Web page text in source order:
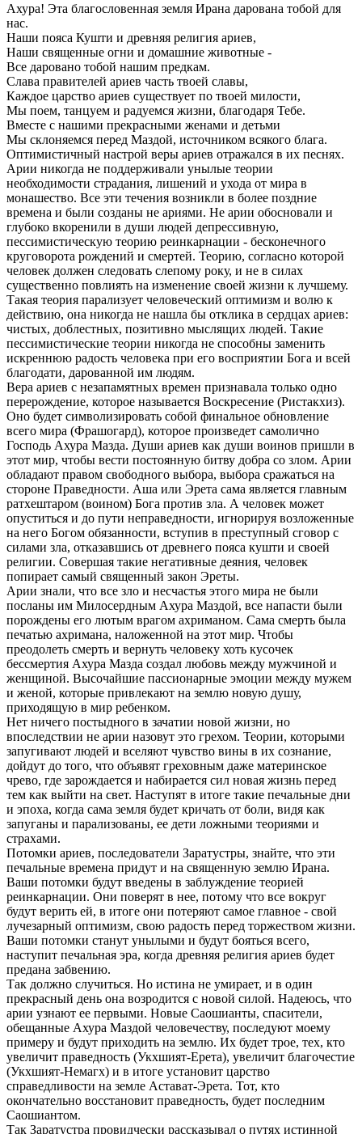
Ахура! Эта благословенная земля Ирана дарована тобой для
нас.
Наши пояса Кушти и древняя религия ариев,
Наши священные огни и домашние животные -
Все даровано тобой нашим предкам.
Слава правителей ариев часть твоей славы,
Каждое царство ариев существует по твоей милости,
Мы поем, танцуем и радуемся жизни, благодаря Тебе.
Вместе с нашими прекрасными женами и детьми
Мы склоняемся перед Маздой, источником всякого блага.
Оптимистичный настрой веры ариев отражался в их песнях.
Арии никогда не поддерживали унылые теории
необходимости страдания, лишений и ухода от мира в
монашество. Все эти течения возникли в более поздние
времена и были созданы не ариями. Не арии обосновали и
глубоко вкоренили в души людей депрессивную,
пессимистическую теорию реинкарнации - бесконечного
круговорота рождений и смертей. Теорию, согласно которой
человек должен следовать слепому року, и не в силах
существенно повлиять на изменение своей жизни к лучшему.
Такая теория парализует человеческий оптимизм и волю к
действию, она никогда не нашла бы отклика в сердцах ариев:
чистых, доблестных, позитивно мыслящих людей. Такие
пессимистические теории никогда не способны заменить
искреннюю радость человека при его восприятии Бога и всей
благодати, дарованной им людям.
Вера ариев с незапамятных времен признавала только одно
перерождение, которое называется Воскресение (Ристакхиз).
Оно будет символизировать собой финальное обновление
всего мира (Фрашогард), которое произведет самолично
Господь Ахура Мазда. Души ариев как души воинов пришли в
этот мир, чтобы вести постоянную битву добра со злом. Арии
обладают правом свободного выбора, выбора сражаться на
стороне Праведности. Аша или Эрета сама является главным
ратхештаром (воином) Бога против зла. А человек может
опуститься и до пути неправедности, игнорируя возложенные
на него Богом обязанности, вступив в преступный сговор с
силами зла, отказавшись от древнего пояса кушти и своей
религии. Совершая такие негативные деяния, человек
попирает самый священный закон Эреты.
Арии знали, что все зло и несчастья этого мира не были
посланы им Милосердным Ахура Маздой, все напасти были
порождены его лютым врагом ахриманом. Сама смерть была
печатью ахримана, наложенной на этот мир. Чтобы
преодолеть смерть и вернуть человеку хоть кусочек
бессмертия Ахура Мазда создал любовь между мужчиной и
женщиной. Высочайшие пассионарные эмоции между мужем
и женой, которые привлекают на землю новую душу,
приходящую в мир ребенком.
Нет ничего постыдного в зачатии новой жизни, но
впоследствии не арии назовут это грехом. Теории, которыми
запугивают людей и вселяют чувство вины в их сознание,
дойдут до того, что объявят греховным даже материнское
чрево, где зарождается и набирается сил новая жизнь перед
тем как выйти на свет. Наступят в итоге такие печальные дни
и эпоха, когда сама земля будет кричать от боли, видя как
запуганы и парализованы, ее дети ложными теориями и
страхами.
Потомки ариев, последователи Заратустры, знайте, что эти
печальные времена придут и на священную землю Ирана.
Ваши потомки будут введены в заблуждение теорией
реинкарнации. Они поверят в нее, потому что все вокруг
будут верить ей, в итоге они потеряют самое главное - свой
лучезарный оптимизм, свою радость перед торжеством жизни.
Ваши потомки станут унылыми и будут бояться всего,
наступит печальная эра, когда древняя религия ариев будет
предана забвению.
Так должно случиться. Но истина не умирает, и в один
прекрасный день она возродится с новой силой. Надеюсь, что
арии узнают ее первыми. Новые Саошианты, спасители,
обещанные Ахура Маздой человечеству, последуют моему
примеру и будут приходить на землю. Их будет трое, тех, кто
увеличит праведность (Укхшият-Ерета), увеличит благочестие
(Укхшият-Немагх) и в итоге установит царство
справедливости на земле Астават-Эрета. Тот, кто
окончательно восстановит праведность, будет последним
Саошиантом.
Так Заратустра провидчески рассказывал о путях истинной